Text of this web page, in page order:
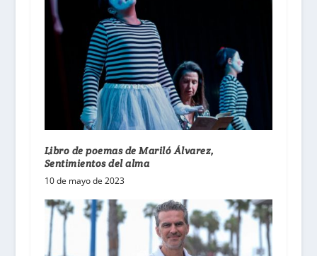
Libro de poemas de Mariló Álvarez,
Sentimientos del alma
10 de mayo de 2023